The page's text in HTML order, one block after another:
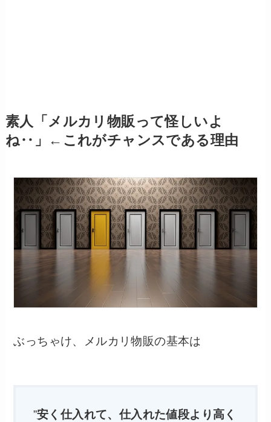
素人「メルカリ物販って怪しいよ
ね‥」←これがチャンスである理由
ぶっちゃけ、メルカリ物販の基本は
”安く仕入れて、仕入れた値段より高く